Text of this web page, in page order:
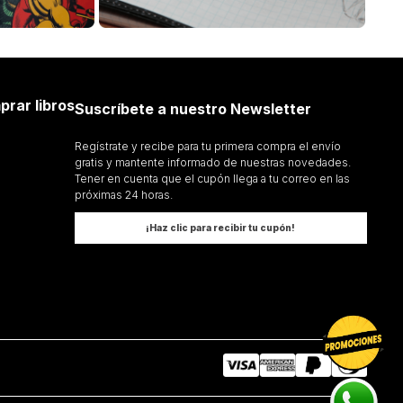
librosSuscríbete a nuestro Newsletter
Regístrate y recibe para tu primera compra el envío
gratis y mantente informado de nuestras novedades.
Tener en cuenta que el cupón llega a tu correo en las
próximas 24 horas.
¡Haz clic para recibir tu cupón!